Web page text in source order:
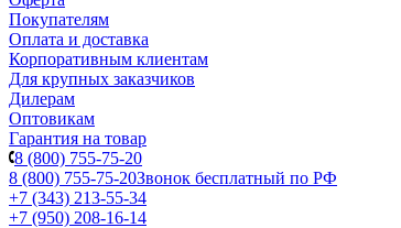
Покупателям
Оплата и доставка
Корпоративным клиентам
Для крупных заказчиков
Дилерам
Оптовикам
Гарантия на товар
8 (800) 755-75-20
8 (800) 755-75-20Звонок бесплатный по РФ
+7 (343) 213-55-34
+7 (950) 208-16-14